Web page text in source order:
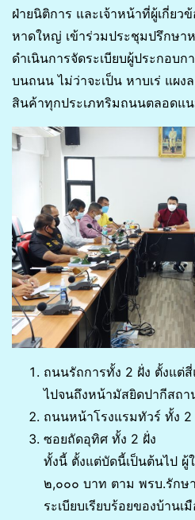
ฝ่ายนิติการ และเจ้าหน้าที่ผู้เกี่ยว
หาดใหญ่ เข้าร่วมประชุมปรึกษา
ดำเนินการจัดระเบียบผู้ประกอบ
บนถนน ไม่ว่าจะเป็น หาบเร่ แผง
สินค้าทุกประเภทริมถนนตลอดแ
ถนนรัถการทั้ง 2 ฝั่ง ตั้งแต่
ไปจนถึงหน้ามัสยิดปากีสถา
ถนนหน้าโรงแรมทัวร์ ทั้ง 2
ซอยถัดอุทิศ ทั้ง 2 ฝั่ง
ทั้งนี้ ตั้งแต่บัดนี้เป็นต้นไป ผู้
๒,๐๐๐ บาท ตาม พรบ.รักษ
ระเบียบเรียบร้อยของบ้าน